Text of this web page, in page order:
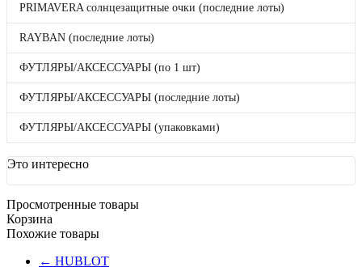
лоты)
PRIMAVERA солнцезащитные очки
(последние лоты)
RAYBAN (последние лоты)
ФУТЛЯРЫ/АКСЕССУАРЫ (по 1 шт)
ФУТЛЯРЫ/АКСЕССУАРЫ (последние
лоты)
ФУТЛЯРЫ/АКСЕССУАРЫ (упаковками)
Бренды
Отложенные товары
Прайс-лист
4TEEN детские солнцезащитные очки (коробками
по 20 шт)
4TEEN подростковые оправы (лоты по 10 шт)
GUALUS KIDS детские оправы (последние лоты)
PRIMAVERA солнцезащитные очки (последние лоты)
RAYBAN (последние лоты)
ФУТЛЯРЫ/АКСЕССУАРЫ (по 1 шт)
ФУТЛЯРЫ/АКСЕССУАРЫ (последние лоты)
ФУТЛЯРЫ/АКСЕССУАРЫ (упаковками)
Это интересно
Просмотренные товары
Корзина
Похожие товары
← HUBLOT